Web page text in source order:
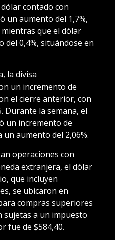
contado con
un aumento del 1,7%,
que el dólar
del 0,4%, situándose en
la divisa
un incremento de
el cierre anterior, con
Durante la semana, el
un incremento de
aumento del 2,06%.
operaciones con
extranjera, el dólar
que incluyen
se ubicaron en
compras superiores
sujetas a un impuesto
fue de $584,40.